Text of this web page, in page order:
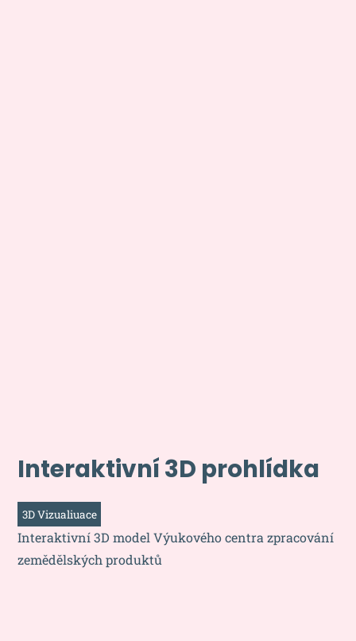
Interaktivní 3D prohlídka
3D Vizualiuace
Interaktivní 3D model Výukového centra zpracování
zemědělských produktů